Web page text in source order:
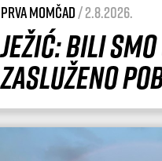
Prva momčad/ 2.8.2026.
Ježić: Bili
zasluženo